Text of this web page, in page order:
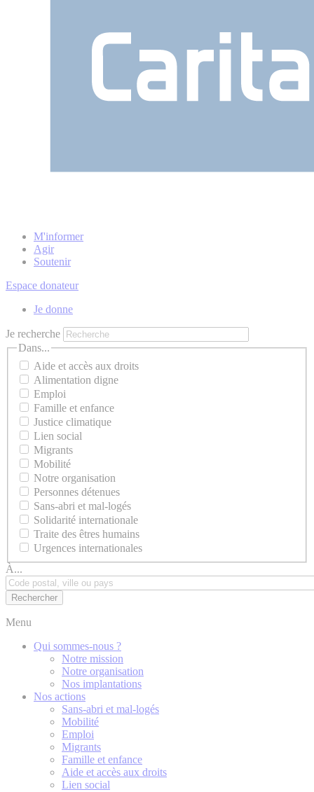
M'informer
Agir
Soutenir
Espace donateur
Je donne
Je recherche
Dans...
Aide et accès aux droits
Alimentation digne
Emploi
Famille et enfance
Justice climatique
Lien social
Migrants
Mobilité
Notre organisation
Personnes détenues
Sans-abri et mal-logés
Solidarité internationale
Traite des êtres humains
Urgences internationales
À...
Menu
Qui sommes-nous ?
Notre mission
Notre organisation
Nos implantations
Nos actions
Sans-abri et mal-logés
Mobilité
Emploi
Migrants
Famille et enfance
Aide et accès aux droits
Lien social